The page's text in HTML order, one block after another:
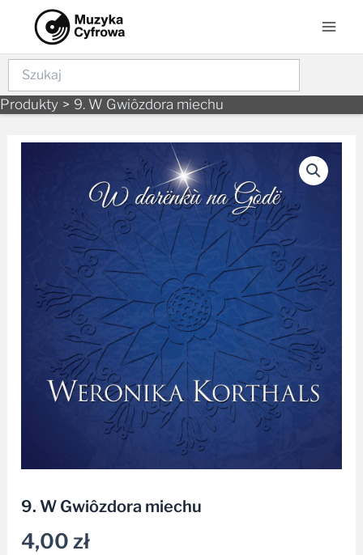
content
Szukaj
Produkty 9. W Gwiôzdora miechu
9. W Gwiôzdora miechu
4,00zł